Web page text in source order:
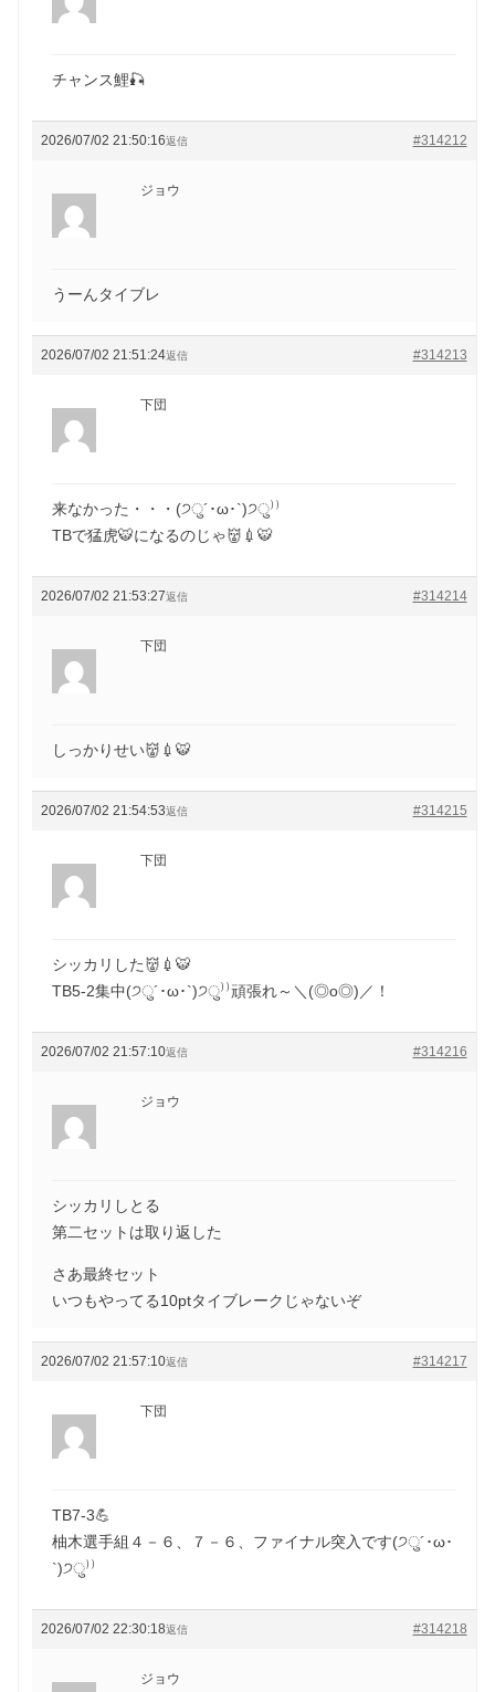
チャンス鯉🎣
2026/07/02 21:50:16 #314212
返信
ジョウ
うーんタイブレ
2026/07/02 21:51:24 #314213
返信
下団
来なかった・・・(੭ु´･ω･`)੭ु⁾⁾
TBで猛虎🐯になるのじゃ👹💉🐯
2026/07/02 21:53:27 #314214
返信
下団
しっかりせい👹💉🐯
2026/07/02 21:54:53 #314215
返信
下団
シッカリした👹💉🐯
TB5-2集中(੭ु´･ω･`)੭ु⁾⁾頑張れ～＼(◎o◎)／！
2026/07/02 21:57:10 #314216
返信
ジョウ
シッカリしとる
第二セットは取り返した
さあ最終セット
いつもやってる10ptタイブレークじゃないぞ
2026/07/02 21:57:10 #314217
返信
下団
TB7-3💪
柚木選手組４－６、７－６、ファイナル突入です(੭ु´･ω･
`)੭ु⁾⁾
2026/07/02 22:30:18 #314218
返信
ジョウ